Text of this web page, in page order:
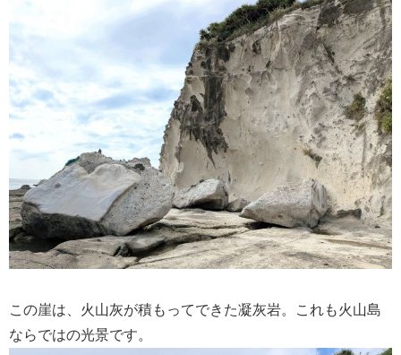
この崖は、火山灰が積もってできた凝灰岩。これも火山島
ならではの光景です。